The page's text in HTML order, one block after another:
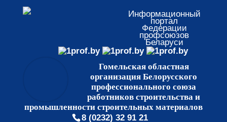
Информационный
портал
Федерации
профсоюзов
Беларуси
Гомельская областная
организация Белорусского
профессионального союза
работников строительства и
промышленности строительных материалов
8 (0232) 32 91 21